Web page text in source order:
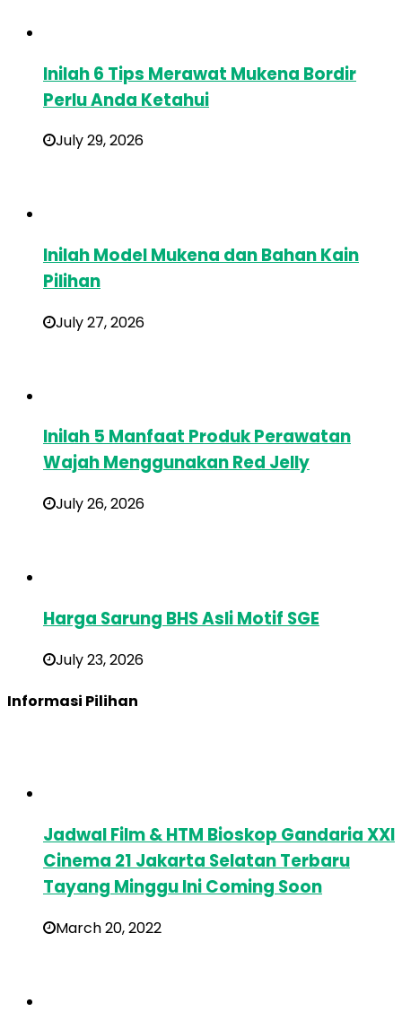
Inilah 6 Tips Merawat Mukena Bordir
Perlu Anda Ketahui
July 29, 2026
Inilah Model Mukena dan Bahan Kain
Pilihan
July 27, 2026
Inilah 5 Manfaat Produk Perawatan
Wajah Menggunakan Red Jelly
July 26, 2026
Harga Sarung BHS Asli Motif SGE
July 23, 2026
Informasi Pilihan
Jadwal Film & HTM Bioskop Gandaria XXI
Cinema 21 Jakarta Selatan Terbaru
Tayang Minggu Ini Coming Soon
March 20, 2022